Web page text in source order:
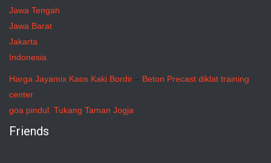
Jawa Tengah
Jawa Barat
Jakarta
Indonesia
Harga Jayamix Kaos Kaki Bordir – Beton Precast diklat training
center
goa pindul Tukang Taman Jogja
Friends